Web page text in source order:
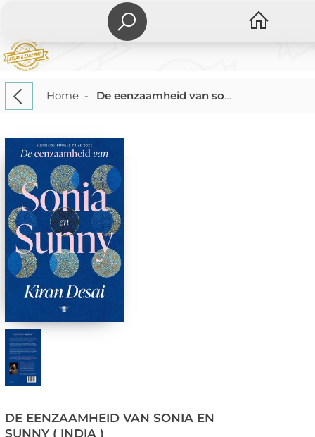
Home- De eenzaamheid van sonia en sunny ( india )
DE EENZAAMHEID VAN SONIA EN
SUNNY ( INDIA )